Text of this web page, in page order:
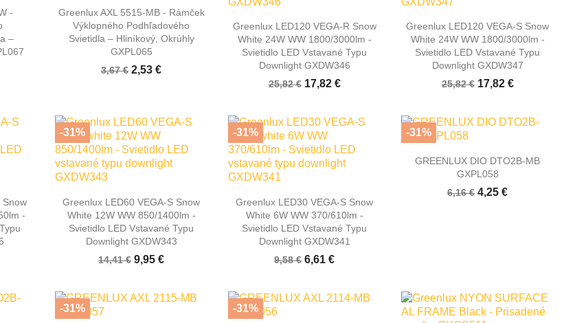
-
–
 Rýchly náhľad
Greenlux AXL 5515-MB - Rámček
Výklopného Podhľadového
Svietidla – Hliníkový, Okrúhly
GXPL065
3,67 € 2,53 €
 Rýchly náhľad
Greenlux LED120 VEGA-R Snow
White 24W WW 1800/3000lm -
Svietidlo LED Vstavané Typu
Downlight GXDW346
25,82 € 17,82 €
 Rýchly náhľad
Greenlux LED120 VEGA-S Snow
White 24W WW 1800/3000lm -
Svietidlo LED Vstavané Typu
Downlight GXDW347
25,82 € 17,82 €
Snow
-
 Rýchly náhľad
Greenlux LED60 VEGA-S Snow
White 12W WW 850/1400lm -
Svietidlo LED Vstavané Typu
Downlight GXDW343
14,41 € 9,95 €
-31%
 Rýchly náhľad
Greenlux LED30 VEGA-S Snow
White 6W WW 370/610lm -
Svietidlo LED Vstavané Typu
Downlight GXDW341
9,58 € 6,61 €
-31%
 Rýchly náhľad
GREENLUX DIO DTO2B-MB
GXPL058
6,16 € 4,25 €
-31%
-31% -31%